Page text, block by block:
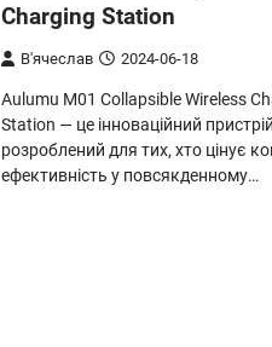
Charging Station
В'ячеслав 2024-06-18
Aulumu M01 Collapsible Wireless
Station — це інноваційний
розроблений для тих, хто цінує
ефективність у повсякденному…